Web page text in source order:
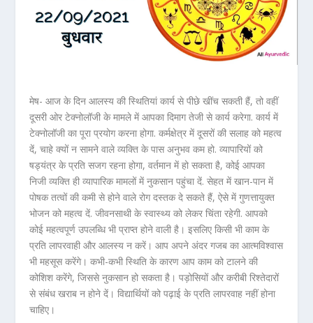
मेष- आज के दिन आलस्य की स्थितियां कार्य से पीछे खींच सकती हैं, तो वहीं
दूसरी ओर टेक्नोलॉजी के मामले में आपका दिमाग तेजी से कार्य करेगा. कार्य में
टेक्नोलॉजी का पूरा प्रयोग करना होगा. कर्मक्षेत्र में दूसरों की सलाह को महत्व
दें, चाहे क्यों न सामने वाले व्यक्ति के पास अनुभव कम हो. व्यापारियों को
षड्यंत्र के प्रति सजग रहना होगा, वर्तमान में हो सकता है, कोई आपका
निजी व्यक्ति ही व्यापारिक मामलों में नुकसान पहुंचा दें. सेहत में खान-पान में
पोषक तत्वों की कमी से होने वाले रोग दस्तक दे सकते हैं, ऐसे में गुणत्तायुक्त
भोजन को महत्व दें. जीवनसाथी के स्वास्थ्य को लेकर चिंता रहेगी. आपको
कोई महत्वपूर्ण उपलब्धि भी प्राप्त होने वाली है। इसलिए किसी भी काम के
प्रति लापरवाही और आलस्य न करें। आप अपने अंदर गजब का आत्मविश्वास
भी महसूस करेंगे। कभी-कभी स्थिति के कारण आप काम को टालने की
कोशिश करेंगे, जिससे नुकसान हो सकता है। पड़ोसियों और करीबी रिश्तेदारों
से संबंध खराब न होने दें। विद्यार्थियों को पढ़ाई के प्रति लापरवाह नहीं होना
चाहिए।